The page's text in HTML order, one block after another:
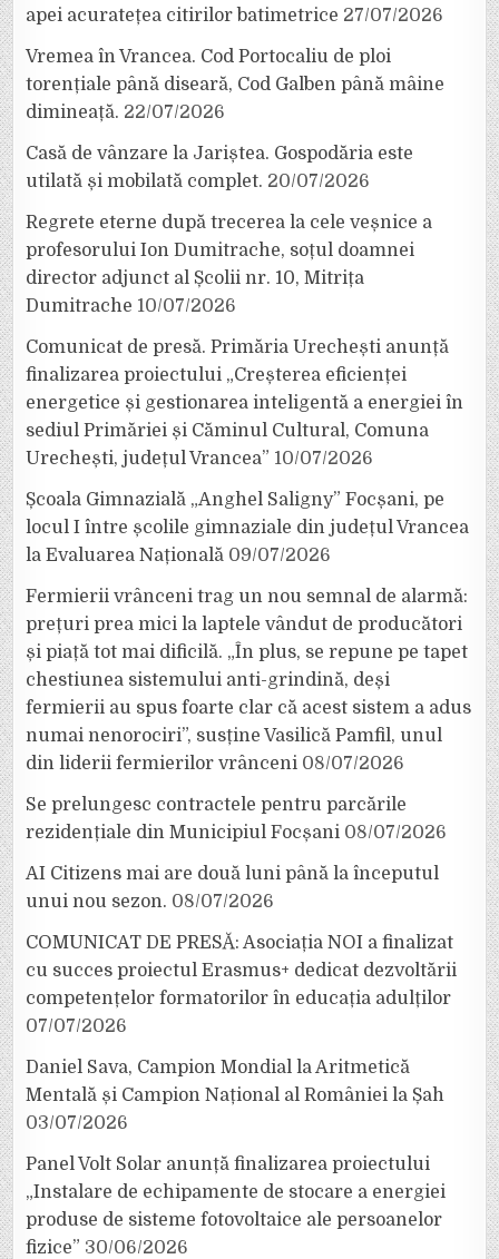
apei acuratețea citirilor batimetrice 27/07/2026
Vremea în Vrancea. Cod Portocaliu de ploi
torențiale până diseară, Cod Galben până mâine
dimineață. 22/07/2026
Casă de vânzare la Jariștea. Gospodăria este
utilată și mobilată complet. 20/07/2026
Regrete eterne după trecerea la cele veșnice a
profesorului Ion Dumitrache, soțul doamnei
director adjunct al Școlii nr. 10, Mitrița
Dumitrache 10/07/2026
Comunicat de presă. Primăria Urechești anunță
finalizarea proiectului „Creșterea eficienței
energetice și gestionarea inteligentă a energiei în
sediul Primăriei și Căminul Cultural, Comuna
Urechești, județul Vrancea” 10/07/2026
Școala Gimnazială „Anghel Saligny” Focșani, pe
locul I între școlile gimnaziale din județul Vrancea
la Evaluarea Națională 09/07/2026
Fermierii vrânceni trag un nou semnal de alarmă:
prețuri prea mici la laptele vândut de producători
și piață tot mai dificilă. „În plus, se repune pe tapet
chestiunea sistemului anti-grindină, deși
fermierii au spus foarte clar că acest sistem a adus
numai nenorociri”, susține Vasilică Pamfil, unul
din liderii fermierilor vrânceni 08/07/2026
Se prelungesc contractele pentru parcările
rezidențiale din Municipiul Focșani 08/07/2026
AI Citizens mai are două luni până la începutul
unui nou sezon. 08/07/2026
COMUNICAT DE PRESĂ: Asociația NOI a finalizat
cu succes proiectul Erasmus+ dedicat dezvoltării
competențelor formatorilor în educația adulților
07/07/2026
Daniel Sava, Campion Mondial la Aritmetică
Mentală și Campion Național al României la Șah
03/07/2026
Panel Volt Solar anunță finalizarea proiectului
„Instalare de echipamente de stocare a energiei
produse de sisteme fotovoltaice ale persoanelor
fizice” 30/06/2026